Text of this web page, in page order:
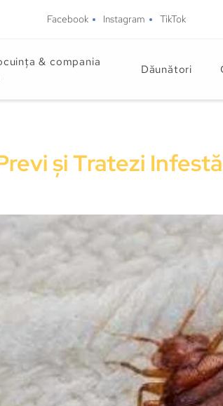
Facebook Instagram TikTok
& compania
Dăunători
și Tratezi